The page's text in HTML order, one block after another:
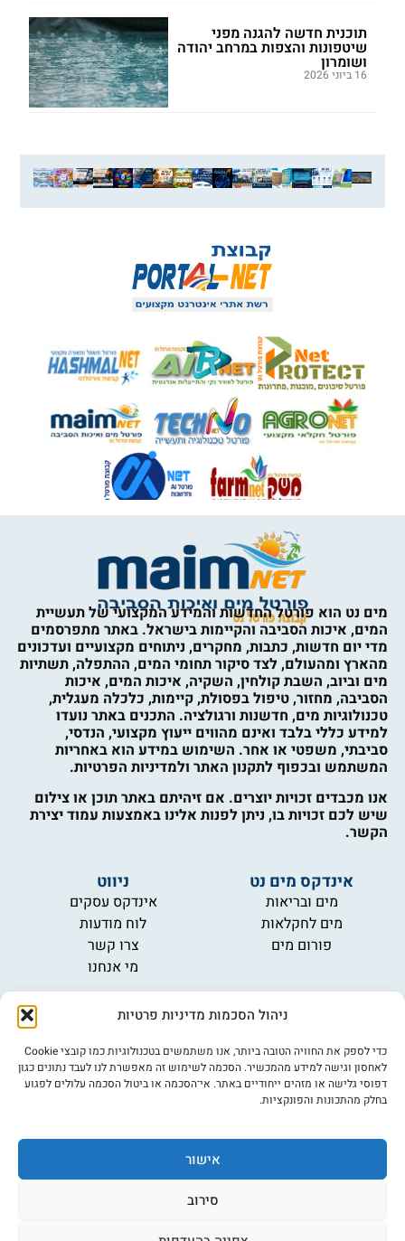
ניהול הסכמות מדיניות פרטיות
כדי לספק את החוויה הטובה ביותר, אנו משתמשים בטכנולוגיות כמו קובצי Cookie
לאחסון וגישה למידע מהמכשיר. הסכמה לשימוש זה מאפשרת לנו לעבד נתונים כגון
דפוסי גלישה או מזהים ייחודיים באתר. אי־הסכמה או ביטול הסכמה עלולים לפגוע
בחלק מהתכונות והפונקציות.
אישור
סירוב
תוכנית חדשה להגנה מפני
שיטפונות והצפות במרחב יהודה
ושומרון
16 ביוני 2026
מים נט הוא פורטל החדשות והמידע המקצועי של תעשיית
המים, איכות הסביבה והקיימות בישראל. באתר מתפרסמים
מדי יום חדשות, כתבות, מחקרים, ניתוחים מקצועיים ועדכונים
מהארץ ומהעולם, לצד סיקור תחומי המים, ההתפלה, תשתיות
מים וביוב, השבת קולחין, השקיה, איכות המים, איכות
הסביבה, מחזור, טיפול בפסולת, קיימות, כלכלה מעגלית,
טכנולוגיות מים, חדשנות ורגולציה. התכנים באתר נועדו
למידע כללי בלבד ואינם מהווים ייעוץ מקצועי, הנדסי,
סביבתי, משפטי או אחר. השימוש במידע הוא באחריות
המשתמש ובכפוף לתקנון האתר ולמדיניות הפרטיות.
אנו מכבדים זכויות יוצרים. אם זיהיתם באתר תוכן או צילום
שיש לכם זכויות בו, ניתן לפנות אלינו באמצעות עמוד יצירת
הקשר.
אינדקס מים נט
מים ובריאות
מים לחקלאות
פורום מים
ניווט
אינדקס עסקים
לוח מודעות
צרו קשר
מי אנחנו
מידע
תקנון
הרשמה לניוזלטר
פרסמו אצלנו
הצהרת נגישות
©כל הזכויות שמורות למים נט (נוסד בשנת 2007) אתר: דיביין